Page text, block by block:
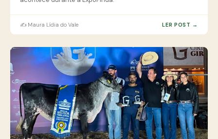
✍️ Maura Lídia do Vale LER POST →